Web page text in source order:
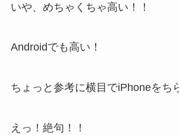
いや、めちゃくちゃ高い！！
Androidでも高い！
ちょっと参考に横目でiPhoneをち
えっ！絶句！！